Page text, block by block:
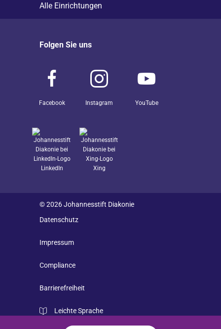
Alle Einrichtungen
Folgen Sie uns
Facebook Instagram YouTube
LinkedIn Xing
© 2026 Johannesstift Diakonie
Datenschutz
Impressum
Compliance
Barrierefreiheit
Leichte Sprache